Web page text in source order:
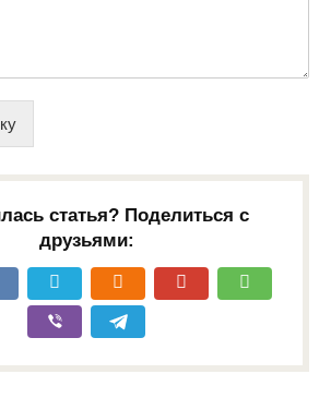
статья? Поделиться с
друзьями: